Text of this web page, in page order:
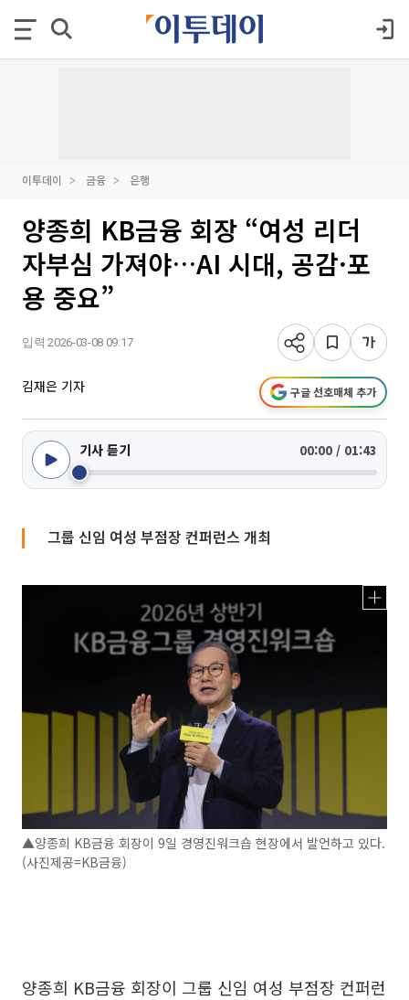
이투데이 금융 은행
양종희 KB금융 회장 “여성 리더
자부심 가져야…AI 시대, 공감·포
용 중요”
입력 2026-03-08 09:17
김재은 기자 구글 선호매체 추가
기사 듣기 00:00 / 01:43
그룹 신임 여성 부점장 컨퍼런스 개최
▲양종희 KB금융 회장이 9일 경영진워크숍 현장에서 발언하고 있다.
(사진제공=KB금융)
양종희 KB금융 회장이 그룹 신임 여성 부점장 컨퍼런